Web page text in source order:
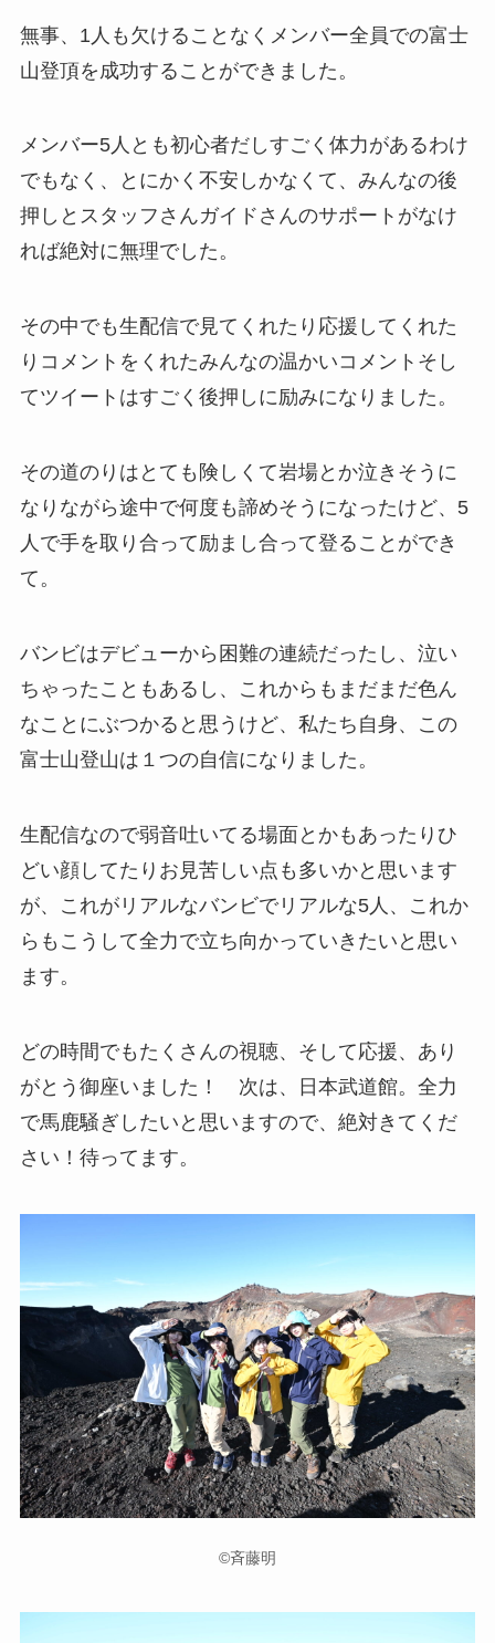
無事、1人も欠けることなくメンバー全員での富士
山登頂を成功することができました。
メンバー5人とも初心者だしすごく体力があるわけ
でもなく、とにかく不安しかなくて、みんなの後
押しとスタッフさんガイドさんのサポートがなけ
れば絶対に無理でした。
その中でも生配信で見てくれたり応援してくれた
りコメントをくれたみんなの温かいコメントそし
てツイートはすごく後押しに励みになりました。
その道のりはとても険しくて岩場とか泣きそうに
なりながら途中で何度も諦めそうになったけど、5
人で手を取り合って励まし合って登ることができ
て。
バンビはデビューから困難の連続だったし、泣い
ちゃったこともあるし、これからもまだまだ色ん
なことにぶつかると思うけど、私たち自身、この
富士山登山は１つの自信になりました。
生配信なので弱音吐いてる場面とかもあったりひ
どい顔してたりお見苦しい点も多いかと思います
が、これがリアルなバンビでリアルな5人、これか
らもこうして全力で立ち向かっていきたいと思い
ます。
どの時間でもたくさんの視聴、そして応援、あり
がとう御座いました！ 次は、日本武道館。全力
で馬鹿騒ぎしたいと思いますので、絶対きてくだ
さい！待ってます。
©斉藤明